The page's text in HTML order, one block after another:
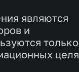
являются
и